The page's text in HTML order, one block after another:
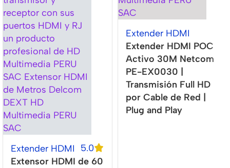
Extender HDMI
5.0
Extensor HDMI de 60
Extender HDMI
Extender HDMI POC
Activo 30M Netcom
PE-EX0030 |
Transmisión Full HD
por Cable de Red |
Plug and Play